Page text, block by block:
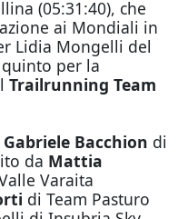
(05:31:40), che
ai Mondiali in
Lidia Mongelli del
per la
Trailrunning Team
Gabriele Bacchion di
da Mattia
Varaita
di Team Pasturo